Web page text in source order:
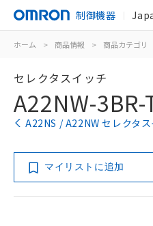
制御機器
ホーム > 商品情報 > 商品カテゴリ
セレクタスイッチ
A22NW-
A22NS / A22NW セレクタ
マイリストに追加